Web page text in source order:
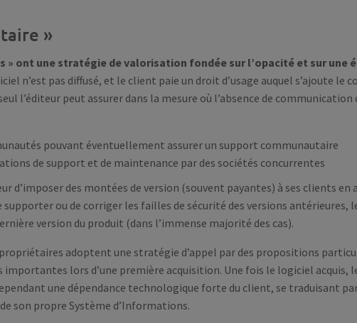
»
» ont une stratégie de valorisation fondée sur l’opacité et sur une
n’est pas diffusé, et le client paie un droit d’usage auquel s’ajoute le
l’éditeur peut assurer dans la mesure où l’absence de communication
pouvant éventuellement assurer un support communautaire
de support et de maintenance par des sociétés concurrentes
d’imposer des montées de version (souvent payantes) à ses clients
ou de corriger les failles de sécurité des versions antérieures,
version du produit (dans l’immense majorité des cas).
adoptent une stratégie d’appel par des propositions
importantes lors d’une première acquisition. Une fois le logiciel acquis,
une dépendance technologique forte du client, se traduisant
son propre Système d’Informations.